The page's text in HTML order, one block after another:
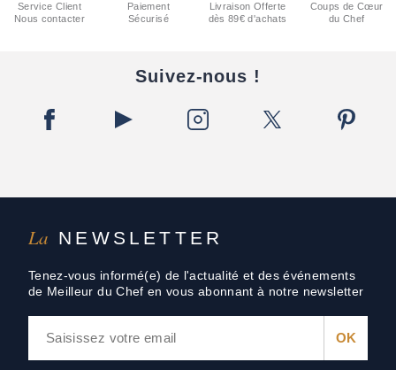
La NEWSLETTER
Tenez-vous informé(e) de l'actualité et des événements
de Meilleur du Chef en vous abonnant à notre newsletter
Service Client
Nous contacter
Paiement
Sécurisé
Livraison Offerte
dès 89€ d'achats
Coups de Cœur
du Chef
Suivez-nous !